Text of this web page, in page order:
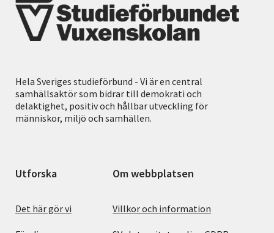
Hela Sveriges studieförbund - Vi är en central
samhällsaktör som bidrar till demokrati och
delaktighet, positiv och hållbar utveckling för
människor, miljö och samhällen.
Utforska
Det här gör vi
Om webbplatsen
Villkor och information